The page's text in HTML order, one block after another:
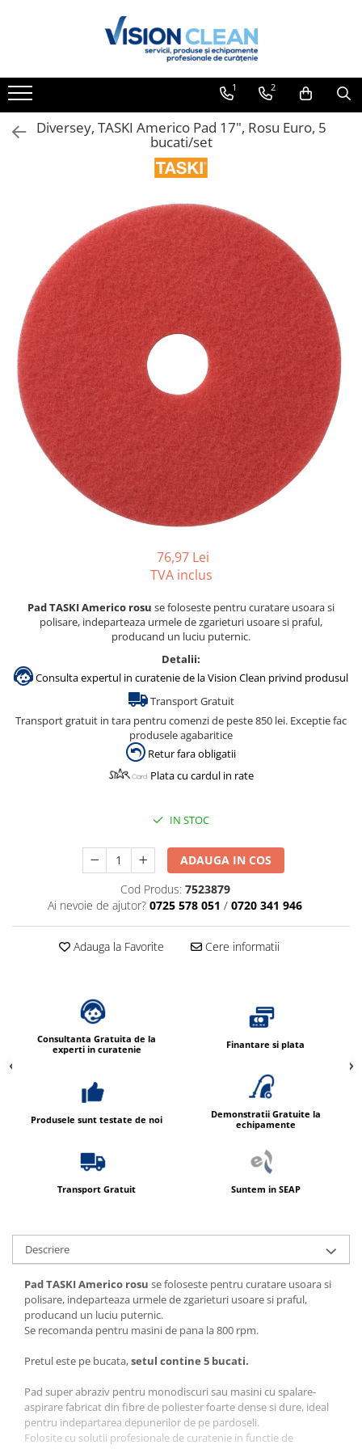
Aspiratoare si masini curatenie
profesionale
Aspiratoare injectie - extractie
Aspiratoare profesionale de lichide
Echipament de curatat cu presiune
Masini de curatat si aspirat
pardoseli
Maturatori
Monodiscuri profesionale
Detergenti profesionali
Accesorii detergenti, pompe,
pulverizatoare
Detergenti bucatarie
Detergenti comerciali
Detergenti covoare, mochete,
Detergenti geamuri
Room Care
Dezinfectanti profesionali
Dezinfectanti medicali profesionali
Dezinfectanti suprafete
Dispensere / Dozatoare
Dozatoare dezinfectanti
Dispensere acoperitoare colac wc
Dispensere prosoape pliate (Z)
Dispensere pungi igiena feminina
Dispensere rola hartie industriala
Dispensere rola prosop hartie
Dispensere servetele masa,
Dozatoare sapun lichid
Uscatoare de maini si par
Uscatoare de maini
Produse ingrijire personala
Sapun solid
Consumabile hartie
Acoperitori toaleta
Cearceaf hartie & cearceaf hartie
Hartie igienica
Prosoape hartie pliate
Pungi igienice
Role hartie industriala
Role prosop hartie
Servetele masa & faciale
1 2
Diversey, TASKI Americo Pad 17", Rosu Euro, 5
bucati/set
76,97 Lei
TVA inclus
Pad TASKI Americo rosu se foloseste pentru curatare usoara si
polisare, indeparteaza urmele de zgarieturi usoare si praful,
producand un luciu puternic.
Detalii:
Consulta expertul in curatenie de la Vision Clean privind produsul
Transport Gratuit
Transport gratuit in tara pentru comenzi de peste 850 lei. Exceptie fac
produsele agabaritice
Retur fara obligatii
Plata cu cardul in rate
IN STOC
ADAUGA IN COS
Cod Produs: 7523879
Ai nevoie de ajutor? 0725 578 051 / 0720 341 946
Adauga la Favorite Cere informatii
Consultanta Gratuita de la
experti in curatenie
Finantare si plata
Produsele sunt testate de noi
Demonstratii Gratuite la
echipamente
Transport Gratuit Suntem in SEAP
Descriere
Pad TASKI Americo rosu se foloseste pentru curatare usoara si
polisare, indeparteaza urmele de zgarieturi usoare si praful,
producand un luciu puternic.
Se recomanda pentru masini de pana la 800 rpm.
Pretul este pe bucata,setul contine 5 bucati.
Pad super abraziv pentru monodiscuri sau masini cu spalare-
aspirare fabricat din fibre de poliester foarte dense si dure, ideal
pentru indepartarea depunerilor de pe pardoseli.
Folosite cu solutii profesionale de curatenie in functie de